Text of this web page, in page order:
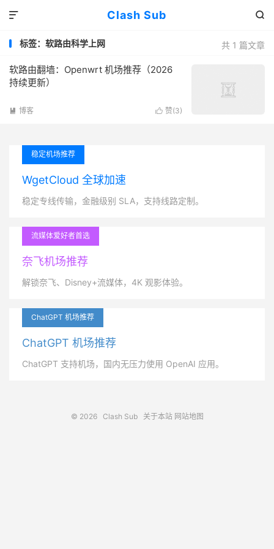
Clash Sub 

共 1 篇文章
标签：软路由科学上网
软路由翻墙：Openwrt 机场推荐（2026
持续更新）
 赞(3)
 博客
稳定机场推荐
WgetCloud 全球加速
稳定专线传输，金融级别 SLA，支持线路定制。
流媒体爱好者首选
奈飞机场推荐
解锁奈飞、Disney+流媒体，4K 观影体验。
ChatGPT 机场推荐
ChatGPT 机场推荐
ChatGPT 支持机场，国内无压力使用 OpenAI 应用。
© 2026 Clash Sub 关于本站 网站地图